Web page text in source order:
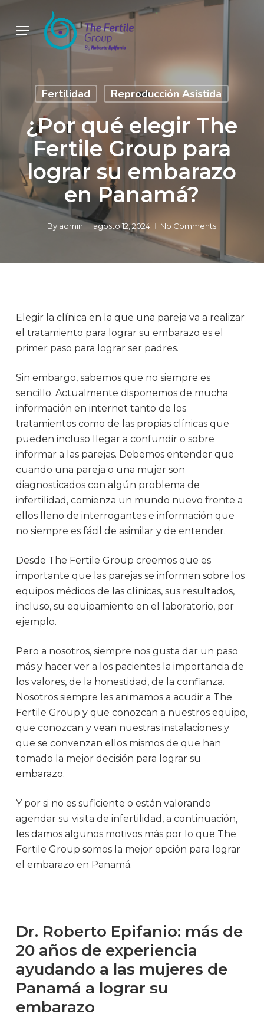
main
Menu
Fertilidad Reproducción Asistida
¿Por qué elegir The
Fertile Group para
lograr su embarazo
en Panamá?
By admin agosto 12, 2024 No Comments
Elegir la clínica en la que una pareja va a realizar
el tratamiento para lograr su embarazo es el
primer paso para lograr ser padres.
Sin embargo, sabemos que no siempre es
sencillo. Actualmente disponemos de mucha
información en internet tanto de los
tratamientos como de las propias clínicas que
pueden incluso llegar a confundir o sobre
informar a las parejas. Debemos entender que
cuando una pareja o una mujer son
diagnosticados con algún problema de
infertilidad, comienza un mundo nuevo frente a
ellos lleno de interrogantes e información que
no siempre es fácil de asimilar y de entender.
Desde The Fertile Group creemos que es
importante que las parejas se informen sobre los
equipos médicos de las clínicas, sus resultados,
incluso, su equipamiento en el laboratorio, por
ejemplo.
Pero a nosotros, siempre nos gusta dar un paso
más y hacer ver a los pacientes la importancia de
los valores, de la honestidad, de la confianza.
Nosotros siempre les animamos a acudir a The
Fertile Group y que conozcan a nuestros equipo,
que conozcan y vean nuestras instalaciones y
que se convenzan ellos mismos de que han
tomado la mejor decisión para lograr su
embarazo.
Y por si no es suficiente o están valorando
agendar su visita de infertilidad, a continuación,
les damos algunos motivos más por lo que The
Fertile Group somos la mejor opción para lograr
el embarazo en Panamá.
Dr. Roberto Epifanio: más de
20 años de experiencia
ayudando a las mujeres de
Panamá a lograr su
embarazo